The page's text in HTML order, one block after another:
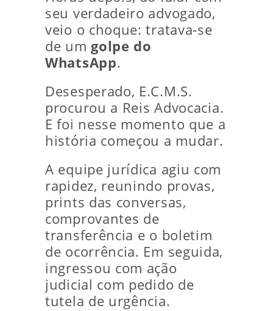
seu verdadeiro advogado,
veio o choque: tratava-se
de um golpe do
WhatsApp.
Desesperado, E.C.M.S.
procurou a Reis Advocacia.
E foi nesse momento que a
história começou a mudar.
A equipe jurídica agiu com
rapidez, reunindo provas,
prints das conversas,
comprovantes de
transferência e o boletim
de ocorrência. Em seguida,
ingressou com ação
judicial com pedido de
tutela de urgência.